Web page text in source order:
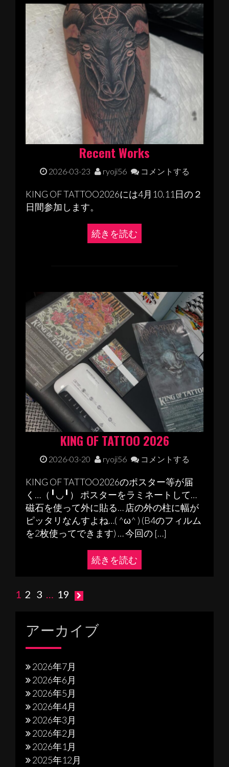
Recent Works
2026-03-23 ryoji56 コメントする
KING OF TATTOO2026には4月10.11日の２
日間参加します。
続きを読む
KING OF TATTOO 2026
2026-03-20 ryoji56 コメントする
KING OF TATTOO2026のポスター等が届
く…（╹◡╹） ポスターをラミネートして…
磁石を使って外に貼る… 店の外の柱に幅が
ピッタリなんすよね…( ^ω^ ) (B4のフィルム
を2枚使ってできます) … 今回の […]
続きを読む
投
の
ペ
ー
ジ
送
り
1 2 3 … 19
アーカイブ
2026年7月
2026年6月
2026年5月
2026年4月
2026年3月
2026年2月
2026年1月
2025年12月